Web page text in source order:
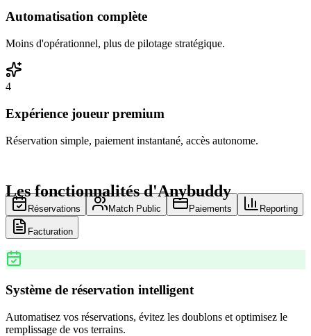
Automatisation complète
Moins d'opérationnel, plus de pilotage stratégique.
4
Expérience joueur premium
Réservation simple, paiement instantané, accès autonome.
Les fonctionnalités d'Anybuddy
Réservations Match Public Paiements Reporting
Facturation
Système de réservation intelligent
Automatisez vos réservations, évitez les doublons et optimisez le
remplissage de vos terrains.